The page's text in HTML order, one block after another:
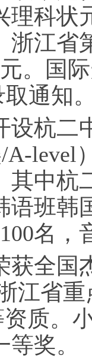
理科状
浙江
。国
取通知
设杭二
level
其中杭
语班韩
名，
获全国
江省
质。
奖。